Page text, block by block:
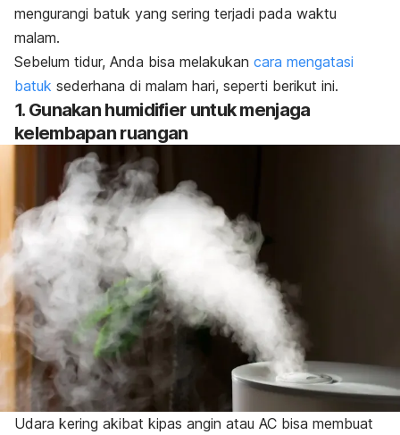
mengurangi batuk yang sering terjadi pada waktu
malam.
Sebelum tidur, Anda bisa melakukan cara mengatasi
batuk sederhana di malam hari, seperti berikut ini.
1. Gunakan humidifier untuk menjaga
kelembapan ruangan
Udara kering akibat kipas angin atau AC bisa membuat